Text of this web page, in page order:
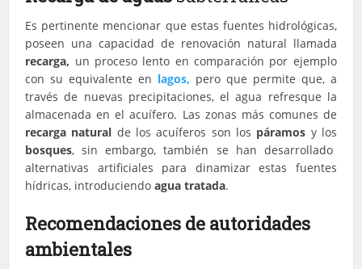
Es pertinente mencionar que estas fuentes hidrológicas,
poseen una capacidad de renovación natural llamada
recarga, un proceso lento en comparación por ejemplo
con su equivalente en lagos, pero que permite que, a
través de nuevas precipitaciones, el agua refresque la
almacenada en el acuífero. Las zonas más comunes de
recarga natural de los acuíferos son los páramos y los
bosques, sin embargo, también se han desarrollado
alternativas artificiales para dinamizar estas fuentes
hídricas, introduciendoagua tratada.
Recomendaciones de autoridades
ambientales